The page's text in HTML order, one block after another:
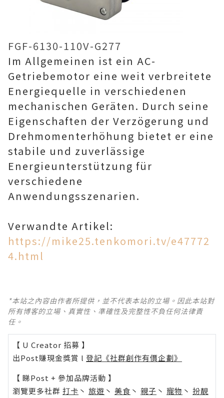
FGF-6130-110V-G277
Im Allgemeinen ist ein AC-
Getriebemotor eine weit verbreitete
Energiequelle in verschiedenen
mechanischen Geräten. Durch seine
Eigenschaften der Verzögerung und
Drehmomenterhöhung bietet er eine
stabile und zuverlässige
Energieunterstützung für
verschiedene
Anwendungsszenarien.
Verwandte Artikel:
https://mike25.tenkomori.tv/e47772
4.html
*本站之內容由作者所提供，並不代表本站的立場。因此本站對
所有博客的立場、真實性、準確性及完整性不負任何法律責
任。
【 U Creator 招募 】
出Post賺現金獎賞 l 登記《社群創作有價企劃》
【 睇Post + 參加品牌活動 】
瀏覽更多社群 打卡 丶 旅遊 丶 美食 丶 親子 丶 寵物 丶 扮靚